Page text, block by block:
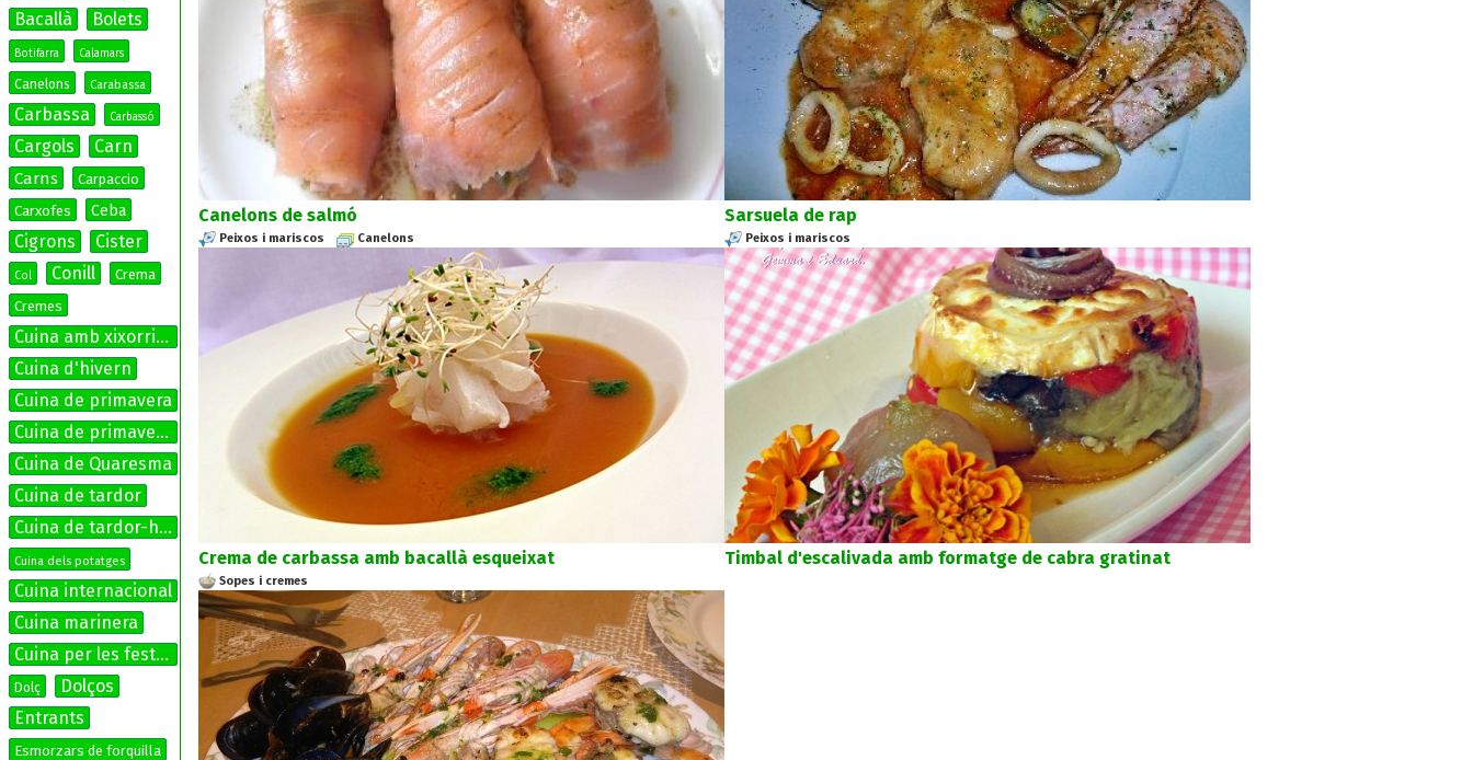
Bacallà Bolets
Botifarra Calamars
Canelons Carabassa
Carbassa Carbassó
Cargols Carn
Carns
Carpaccio
Carxofes
Ceba
Cigrons Cister
Col Conill
Crema
Cremes
Cuina amb xixorrites
Cuina d'hivern
Cuina de primavera
Cuina de primavera-estiu
Cuina de Quaresma
Cuina de tardor
Cuina de tardor-hivern
Cuina dels potatges
Cuina internacional
Cuina marinera
Cuina per les festes
Dolç
Dolços
Entrants
Esmorzars de forquilla
Canelons de salmó
Peixos i mariscos Canelons
Sarsuela de rap
Peixos i mariscos
Crema de carbassa amb bacallà esqueixat
Sopes i cremes
Timbal d'escalivada amb formatge de cabra gratinat